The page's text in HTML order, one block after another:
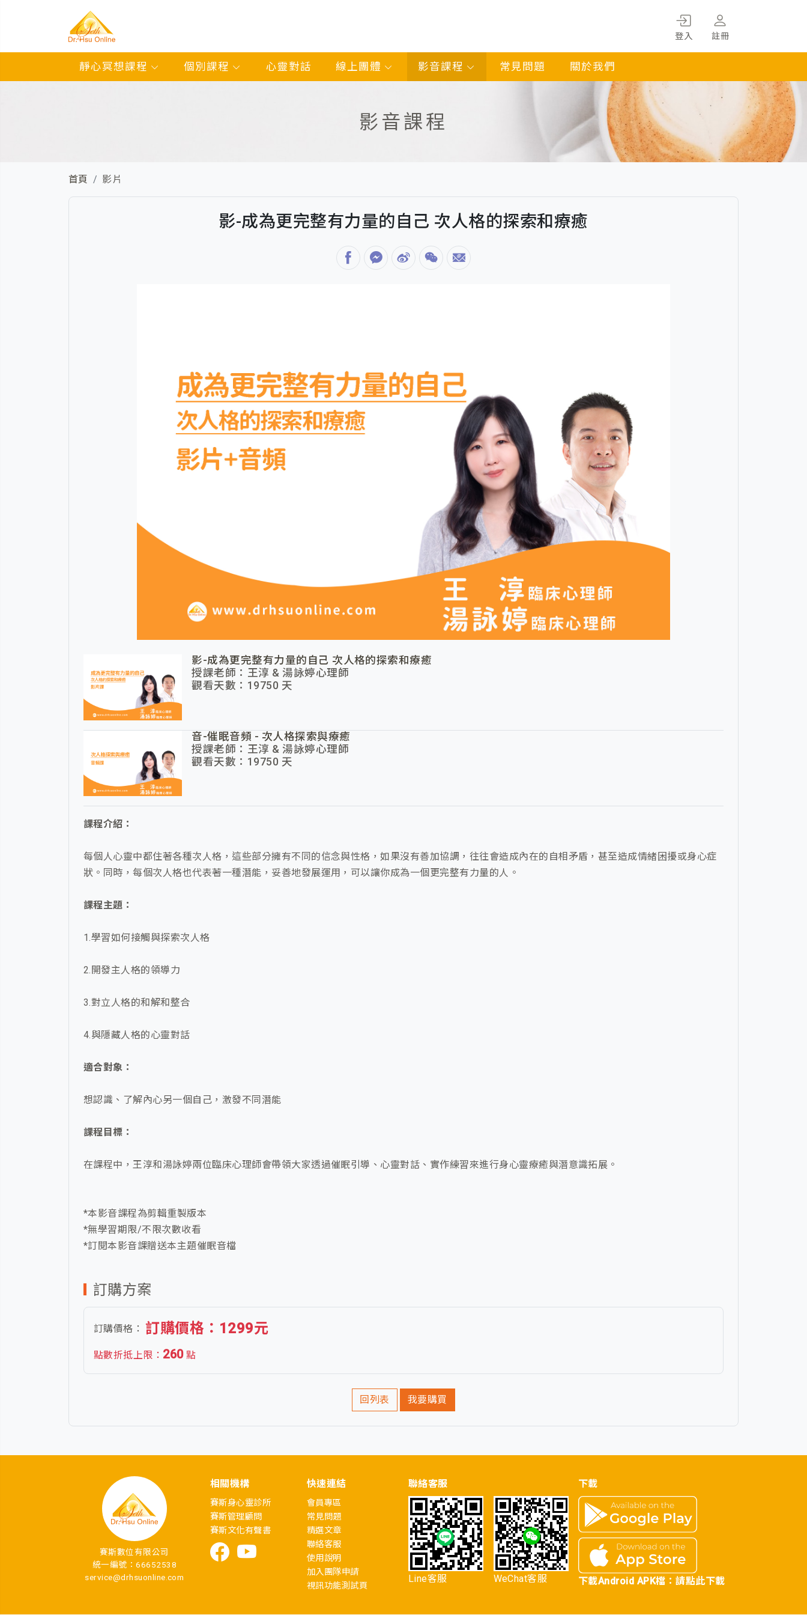
登入 註冊
靜心冥想課程 個別課程 心靈對話 線上團體 影音課程 常見問題 關於我們
影音課程
首頁 影片
影-成為更完整有力量的自己 次人格的探索和療癒
影-成為更完整有力量的自己 次人格的探索和療癒
授課老師：王淳 & 湯詠婷心理師
觀看天數：19750 天
音-催眠音頻 - 次人格探索與療癒
授課老師：王淳 & 湯詠婷心理師
觀看天數：19750 天
課程介紹：
每個人心靈中都住著各種次人格，這些部分擁有不同的信念與性格，如果沒有善加協調，往往會造成內在的自相矛盾，甚至造成情緒困擾或身心症
狀。同時，每個次人格也代表著一種潛能，妥善地發展運用，可以讓你成為一個更完整有力量的人。
課程主題：
1.學習如何接觸與探索次人格
2.開發主人格的領導力
3.對立人格的和解和整合
4.與隱藏人格的心靈對話
適合對象：
想認識、了解內心另一個自己，激發不同潛能
課程目標：
在課程中，王淳和湯詠婷兩位臨床心理師會帶領大家透過催眠引導、心靈對話、實作練習來進行身心靈療癒與潛意識拓展。
*本影音課程為剪輯重製版本
*無學習期限/不限次數收看
*訂閱本影音課贈送本主題催眠音檔
訂購方案
訂購價格： 訂購價格：1299元
點數折抵上限： 260點
回列表 我要購買
賽斯數位有限公司
統一編號：66652538
service@drhsuonline.com
相關機構
賽斯身心靈診所
賽斯管理顧問
賽斯文化有聲書
快速連結
會員專區
常見問題
精選文章
聯絡客服
使用說明
加入團隊申請
視訊功能測試頁
聯絡客服
Line客服 WeChat客服
下載
下載Android APK檔：請點此下載